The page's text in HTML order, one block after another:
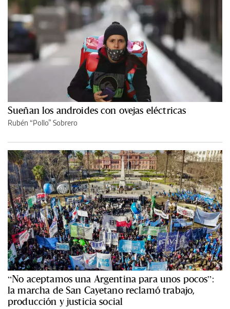
Sueñan los androides con ovejas eléctricas
Rubén “Pollo” Sobrero
“No aceptamos una Argentina para unos pocos”:
la marcha de San Cayetano reclamó trabajo,
producción y justicia social